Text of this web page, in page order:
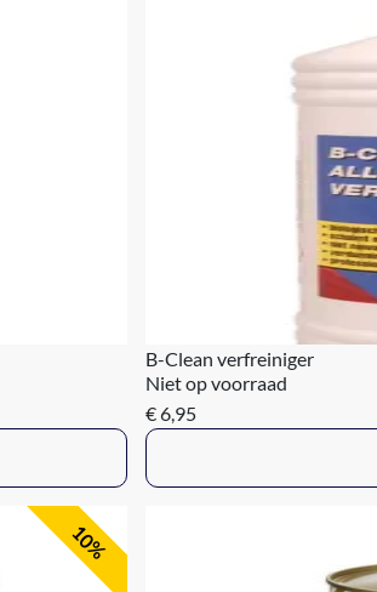
B-Clean verfreiniger
Niet op voorraad
€ 6,95
10%